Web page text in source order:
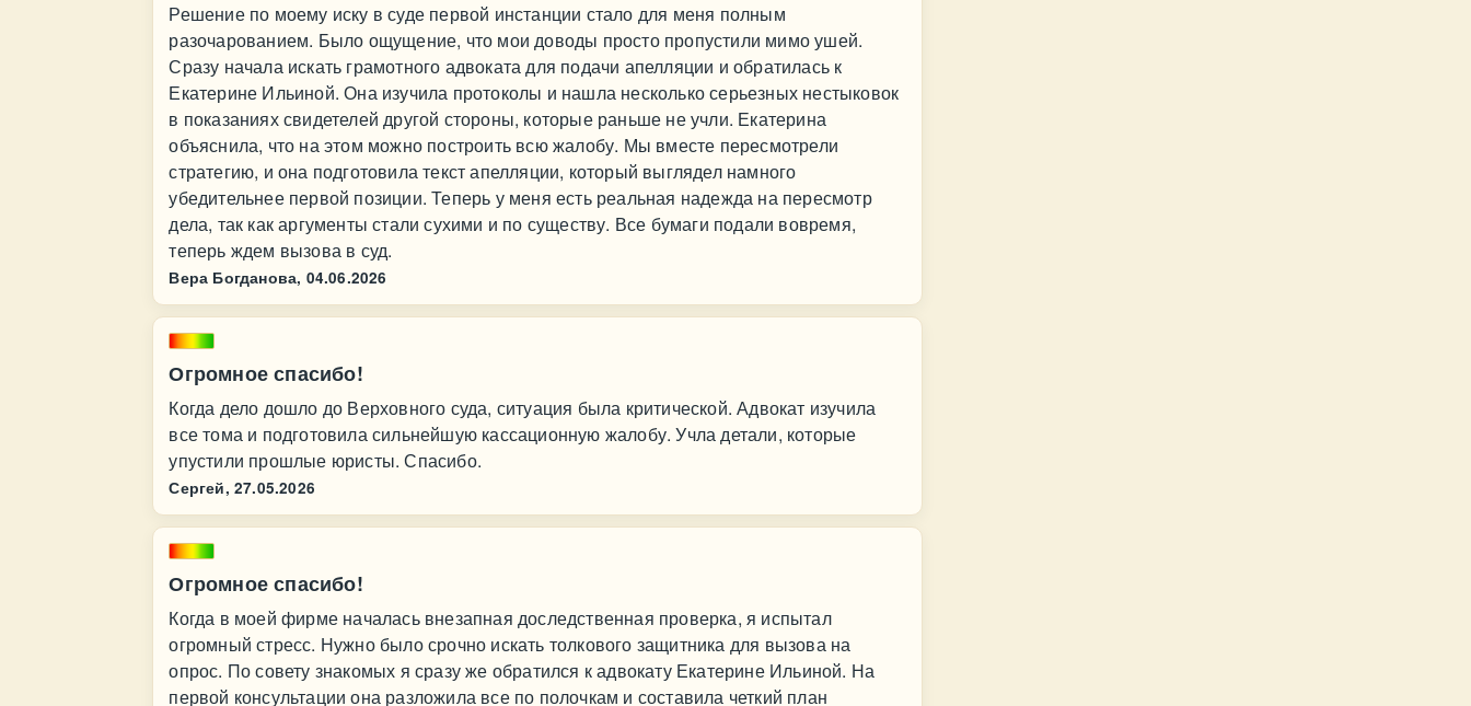
Решение по моему иску в суде первой инстанции стало для меня полным
разочарованием. Было ощущение, что мои доводы просто пропустили мимо ушей.
Сразу начала искать грамотного адвоката для подачи апелляции и обратилась к
Екатерине Ильиной. Она изучила протоколы и нашла несколько серьезных нестыковок
в показаниях свидетелей другой стороны, которые раньше не учли. Екатерина
объяснила, что на этом можно построить всю жалобу. Мы вместе пересмотрели
стратегию, и она подготовила текст апелляции, который выглядел намного
убедительнее первой позиции. Теперь у меня есть реальная надежда на пересмотр
дела, так как аргументы стали сухими и по существу. Все бумаги подали вовремя,
теперь ждем вызова в суд.
Вера Богданова, 04.06.2026
Огромное спасибо!
Когда дело дошло до Верховного суда, ситуация была критической. Адвокат изучила
все тома и подготовила сильнейшую кассационную жалобу. Учла детали, которые
упустили прошлые юристы. Спасибо.
Сергей, 27.05.2026
Огромное спасибо!
Когда в моей фирме началась внезапная доследственная проверка, я испытал
огромный стресс. Нужно было срочно искать толкового защитника для вызова на
опрос. По совету знакомых я сразу же обратился к адвокату Екатерине Ильиной. На
первой консультации она разложила все по полочкам и составила четкий план